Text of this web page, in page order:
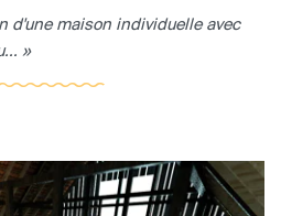
d'une maison individuelle avec
»